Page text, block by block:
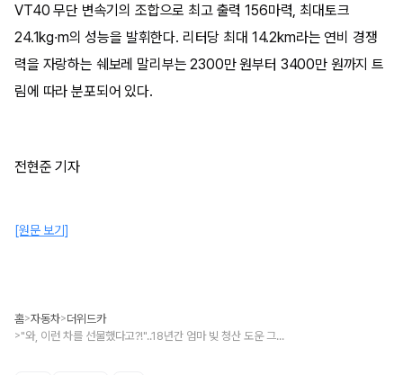
VT40 무단 변속기의 조합으로 최고 출력 156마력, 최대토크
24.1kg·m의 성능을 발휘한다. 리터당 최대 14.2km라는 연비 경쟁
력을 자랑하는 쉐보레 말리부는 2300만 원부터 3400만 원까지 트
림에 따라 분포되어 있다.
전현준 기자
[원문 보기]
홈>자동차>더위드카
> "와, 이런 차를 선물했다고?!"..18년간 엄마 빚 청산 도운 그리, 아빠 김구라가 픽한 자동차 클라스